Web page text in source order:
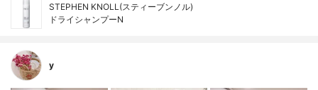
STEPHEN KNOLL(スティーブンノル)
ドライシャンプーN
y